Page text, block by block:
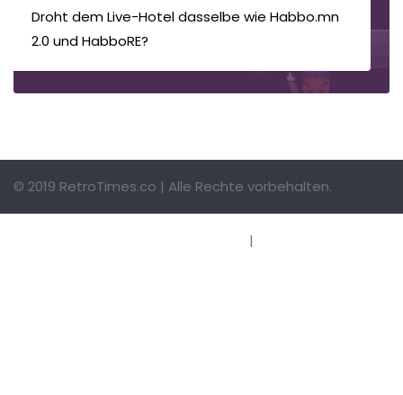
Droht dem Live-Hotel dasselbe wie Habbo.mn
2.0 und HabboRE?
© 2019 RetroTimes.co | Alle Rechte vorbehalten.
|